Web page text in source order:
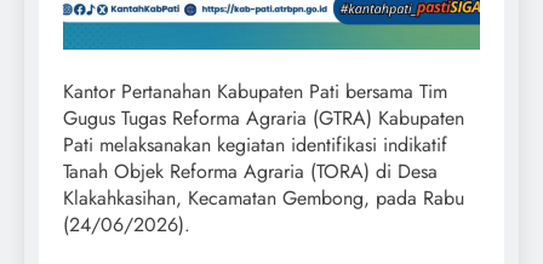
Kantor Pertanahan Kabupaten Pati bersama Tim
Gugus Tugas Reforma Agraria (GTRA) Kabupaten
Pati melaksanakan kegiatan identifikasi indikatif
Tanah Objek Reforma Agraria (TORA) di Desa
Klakahkasihan, Kecamatan Gembong, pada Rabu
(24/06/2026).